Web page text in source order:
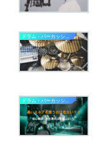
ドラム・パーカッション関連